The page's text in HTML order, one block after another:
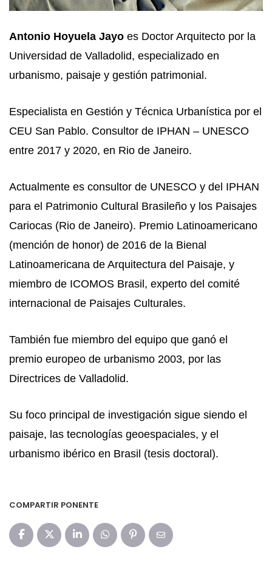
Antonio Hoyuela Jayo es Doctor Arquitecto por la
Universidad de Valladolid, especializado en
urbanismo, paisaje y gestión patrimonial.
Especialista en Gestión y Técnica Urbanística por el
CEU San Pablo. Consultor de IPHAN – UNESCO
entre 2017 y 2020, en Rio de Janeiro.
Actualmente es consultor de UNESCO y del IPHAN
para el Patrimonio Cultural Brasileño y los Paisajes
Cariocas (Rio de Janeiro). Premio Latinoamericano
(mención de honor) de 2016 de la Bienal
Latinoamericana de Arquitectura del Paisaje, y
miembro de ICOMOS Brasil, experto del comité
internacional de Paisajes Culturales.
También fue miembro del equipo que ganó el
premio europeo de urbanismo 2003, por las
Directrices de Valladolid.
Su foco principal de investigación sigue siendo el
paisaje, las tecnologías geoespaciales, y el
urbanismo ibérico en Brasil (tesis doctoral).
COMPARTIR PONENTE